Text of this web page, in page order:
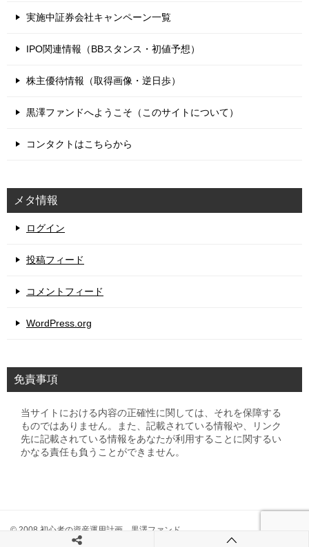
実施中証券会社キャンペーン一覧
IPO関連情報（BBスタンス・初値予想）
株主優待情報（取得画像・逆日歩）
黒澤ファンドへようこそ（このサイトについて）
コンタクトはこちらから
メタ情報
ログイン
投稿フィード
コメントフィード
WordPress.org
免責事項
当サイトにおける内容の正確性に関しては、それを保障する
ものではありません。また、記載されている情報や、リンク
先に記載されている情報をあなたが利用することに関するい
かなる責任も負うことができません。
© 2008 初心者の資産運用計画 黒澤ファンド